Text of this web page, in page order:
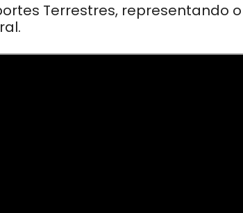
Terrestres, representando o